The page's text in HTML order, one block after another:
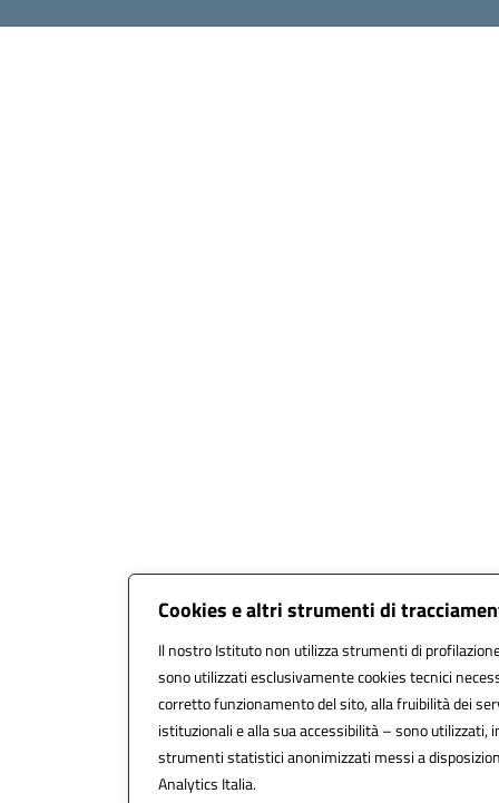
Cookies e altri strumenti di
Il nostro Istituto non utilizza strumenti di
sono utilizzati esclusivamente cookies tecnici
corretto funzionamento del sito, alla fruibilità dei
istituzionali e alla sua accessibilità – sono utilizzati,
strumenti statistici anonimizzati messi a
Analytics Italia.